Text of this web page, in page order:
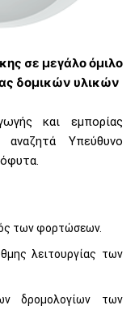
σε μεγάλο όμιλο
δομικών υλικών
και εμπορίας
Υπεύθυνο
των φορτώσεων.
λειτουργίας των
δρομολογίων των